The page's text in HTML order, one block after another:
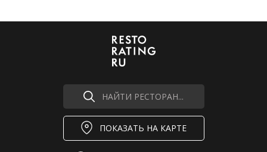
НАЙТИ РЕСТОРАН...
ПОКАЗАТЬ НА КАРТЕ